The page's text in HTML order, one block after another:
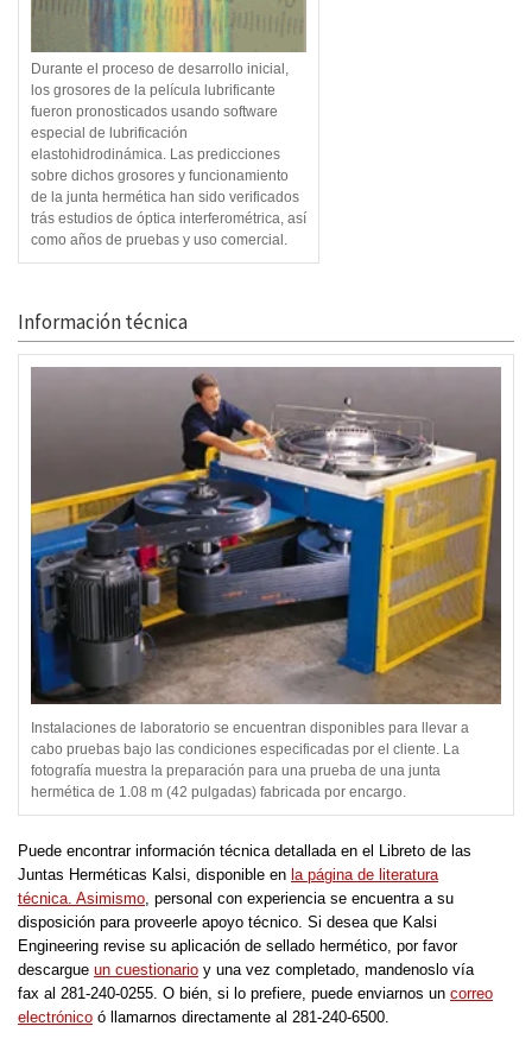
Durante el proceso de desarrollo inicial,
los grosores de la película lubrificante
fueron pronosticados usando software
especial de lubrificación
elastohidrodinámica. Las predicciones
sobre dichos grosores y funcionamiento
de la junta hermética han sido verificados
trás estudios de óptica interferométrica, así
como años de pruebas y uso comercial.
Información técnica
Instalaciones de laboratorio se encuentran disponibles para llevar a
cabo pruebas bajo las condiciones especificadas por el cliente. La
fotografía muestra la preparación para una prueba de una junta
hermética de 1.08 m (42 pulgadas) fabricada por encargo.
Puede encontrar información técnica detallada en el Libreto de las
Juntas Herméticas Kalsi, disponible en la página de literatura
técnica. Asimismo, personal con experiencia se encuentra a su
disposición para proveerle apoyo técnico. Si desea que Kalsi
Engineering revise su aplicación de sellado hermético, por favor
descargue un cuestionario y una vez completado, mandenoslo vía
fax al 281-240-0255. O bién, si lo prefiere, puede enviarnos un correo
electrónico ó llamarnos directamente al 281-240-6500.